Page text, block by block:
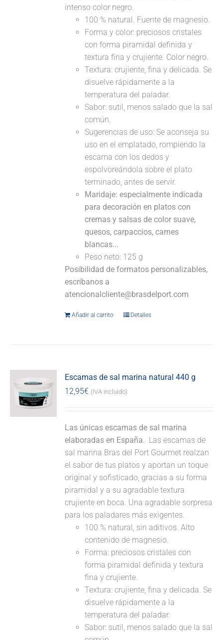
intenso color negro.
100 % natural. Fuente de magnesio.
Forma y color: preciosos cristales
con forma piramidal definida y
textura fina y crujiente. Color negro.
Textura: crujiente, fina y delicada. Se
disuelve rápidamente a la
temperatura del paladar.
Sabor: sutil, menos salado que la sal
común.
Sugerencias de uso: Se aconseja su
uso en el emplatado, rompiendo la
escama con los dedos y
espolvoreándola sobre el plato
terminado, antes de servir.
Maridaje: especialmente indicada
para decoración en platos con
cremas y salsas de color suave,
quesos, carpaccios, carnes
blancas...
Peso neto: 125 g
Posibilidad de formatos personalizables,
escríbanos a
atencionalcliente@brasdelport.com
Añadir al carrito Detalles
Escamas de sal marina natural 440 g
12,95€ (IVA incluido)
Las únicas escamas de sal marina
elaboradas en España. Las escamas de
sal marina Bras del Port Gourmet realzan
el sabor de tus platos y aportan un toque
original y sofisticado, gracias a su forma
piramidal y a su agradable textura
crujiente en boca. Una agradable sorpresa
para los paladares más exigentes.
100 % natural, sin aditivos. Alto
contenido de magnesio.
Forma: preciosos cristales con
forma piramidal definida y textura
fina y crujiente.
Textura: crujiente, fina y delicada. Se
disuelve rápidamente a la
temperatura del paladar.
Sabor: sutil, menos salado que la sal